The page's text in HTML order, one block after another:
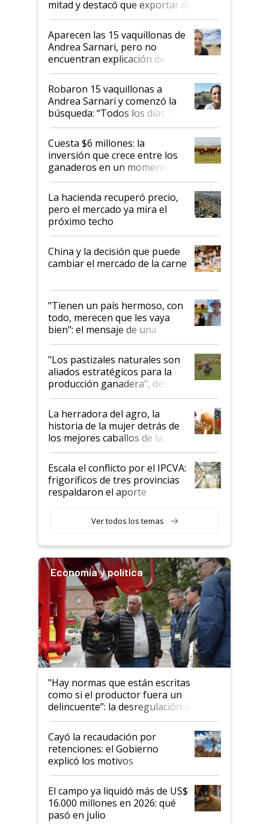
mitad y destacó que exportar dejó de
ser "para unos pocos": "Tenemos un
mandato muy claro del gobierno
nacional"
Aparecen las 15 vaquillonas de
Andrea Sarnari, pero no
encuentran explicación de
cómo llegaron allí
Robaron 15 vaquillonas a
Andrea Sarnari y comenzó la
búsqueda: “Todos los días le
toca a algún productor”
Cuesta $6 millones: la
inversión que crece entre los
ganaderos en un momento
histórico para la actividad
La hacienda recuperó precio,
pero el mercado ya mira el
próximo techo
China y la decisión que puede
cambiar el mercado de la carne
"Tienen un país hermoso, con
todo, merecen que les vaya
bien": el mensaje de una
ganadera uruguaya sobre las
oportunidades que se abren
para el agro en Argentina, con
foco en la carne
"Los pastizales naturales son
aliados estratégicos para la
producción ganadera", destaca
la iniciativa que ya reúne a 46
establecimientos en Argentina
La herradora del agro, la
historia de la mujer detrás de
los mejores caballos de la
Argentina y los mitos que
todavía hacen sufrir a estos
animales: "Mientras me
descalificaban, yo seguí
haciendo currículum"
Escala el conflicto por el IPCVA:
frigoríficos de tres provincias
respaldaron el aporte
Ver todos los temas
Economía y política
"Hay normas que están escritas
como si el productor fuera un
delincuente”: la desregulación llegó
al Congreso Aapresid y hasta se
habló del financiamiento al IPCVA
Cayó la recaudación por
retenciones: el Gobierno
explicó los motivos
El campo ya liquidó más de US$
16.000 millones en 2026: qué
pasó en julio